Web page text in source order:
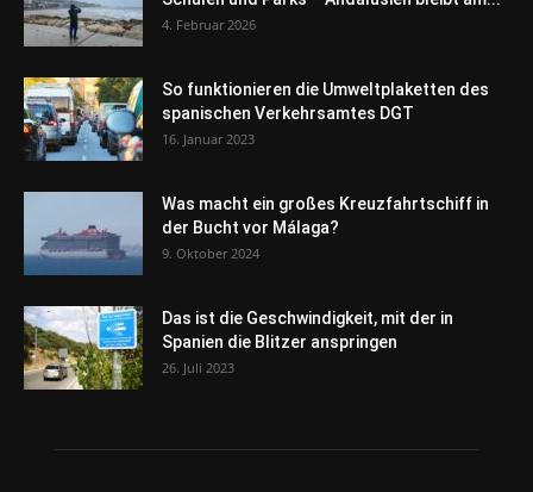
4. Februar 2026
So funktionieren die Umweltplaketten des
spanischen Verkehrsamtes DGT
16. Januar 2023
Was macht ein großes Kreuzfahrtschiff in
der Bucht vor Málaga?
9. Oktober 2024
Das ist die Geschwindigkeit, mit der in
Spanien die Blitzer anspringen
26. Juli 2023